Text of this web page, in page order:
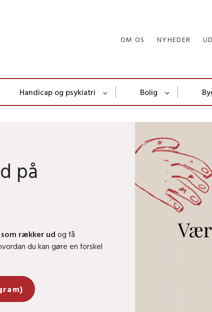
OM OS NYHEDER
Handicap og psykiatri Bolig
på
rækker ud og få
du kan gøre en forskel